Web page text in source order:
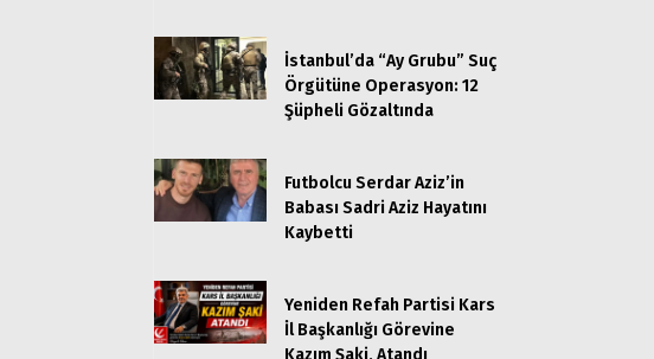
İstanbul’da “Ay Grubu” Suç
Örgütüne Operasyon: 12
Şüpheli Gözaltında
Futbolcu Serdar Aziz’in
Babası Sadri Aziz Hayatını
Kaybetti
Yeniden Refah Partisi Kars
İl Başkanlığı Görevine
Kazım Şaki, Atandı